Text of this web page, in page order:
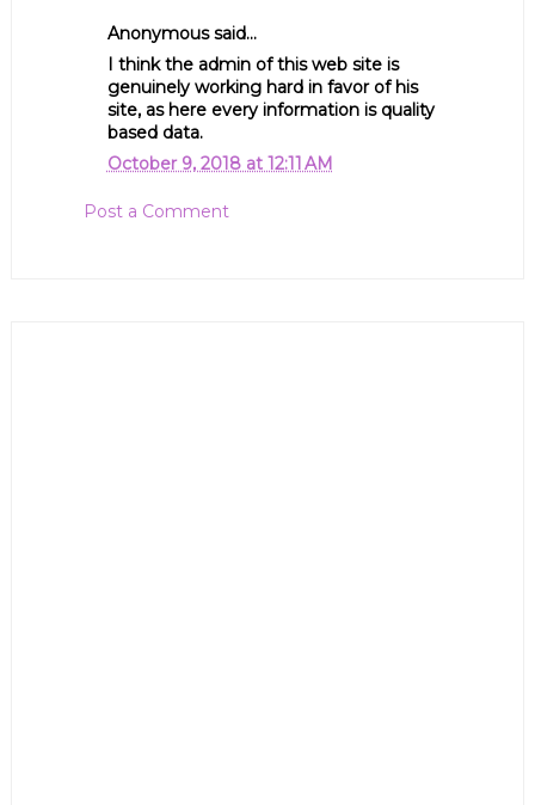
Anonymous said...
I think the admin of this web site is
genuinely working hard in favor of his
site, as here every information is quality
based data.
October 9, 2018 at 12:11 AM
Post a Comment